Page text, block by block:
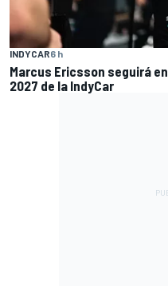
INDYCAR6 h
Marcus Ericsson seguirá
2027 de la IndyCar